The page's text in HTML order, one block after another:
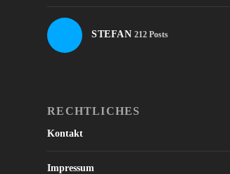
STEFAN 212 Posts
RECHTLICHES
Kontakt
Impressum